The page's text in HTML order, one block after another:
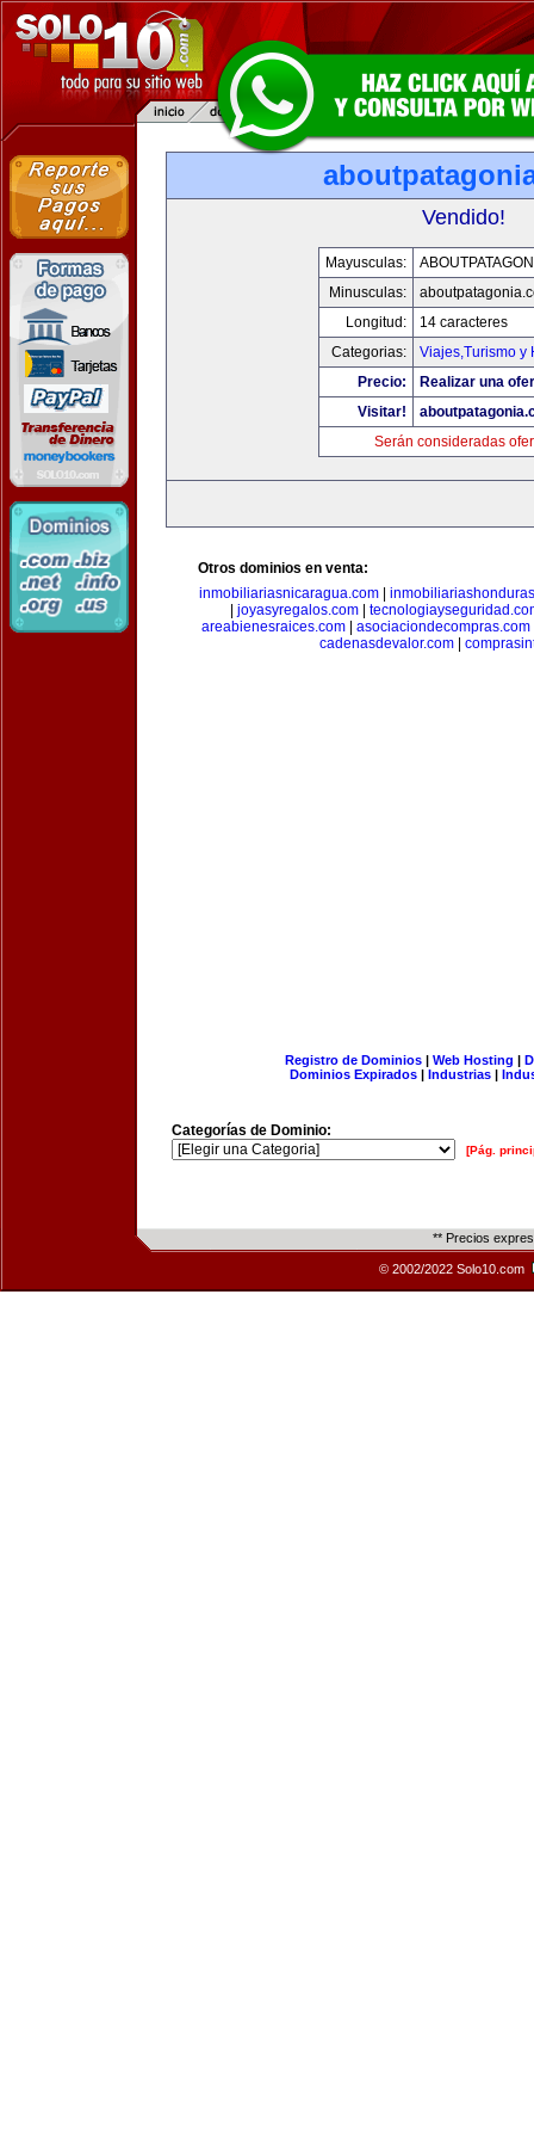
Vendido!
Mayusculas:
Minusculas:
Longitud:
14 caracteres
Categorias:
Viajes,Turismo y
Precio:
Realizar una
Visitar!
Serán consideradas
Otros dominios en venta:
inmobiliariasnicaragua.com|
joyasyregalos.com
areabienesraices.com| asociaciondecompras.com
cadenasdevalor.com
Registro de Dominios| Web Hosting |
Dominios Expirados | Industrias |
Categorías de Dominio:
[Pág.
** Precios
© 2002/2022 Solo10.com